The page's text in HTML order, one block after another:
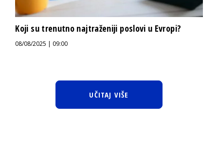
Koji su trenutno najtraženiji poslovi u Evropi?
08/08/2025 | 09:00
UČITAJ VIŠE